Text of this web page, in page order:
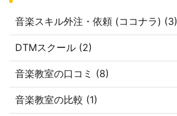
音楽スキル外注・依頼 (ココナラ) (3)
DTMスクール (2)
音楽教室の口コミ (8)
音楽教室の比較 (1)